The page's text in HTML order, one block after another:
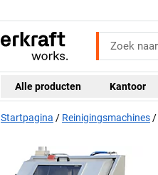
Alle producten Kantoor
Startpagina Reinigingsmachines